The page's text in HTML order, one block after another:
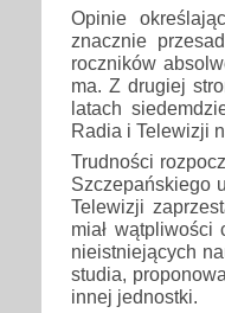
Opinie
znacznie
roczników
ma. Z drugiej
latach
Radia i Telewizji
Trudności
Szczepańskiego
Telewizji
miał
nieistniejących
studia,
innej jednostki.